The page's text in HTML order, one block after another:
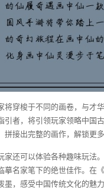
将穿梭于不同的画卷，与才
引者，将引领玩家领略中国
接出完整的画作，解锁更多
家还可以体验各种趣味玩法
摹名家笔下的绝世佳作。在
，感受中国传统文化的魅力